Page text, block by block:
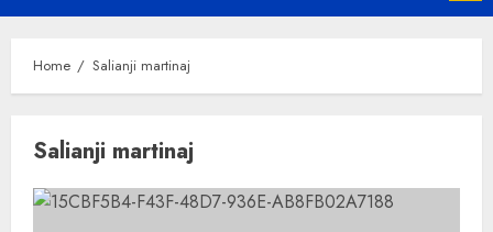
Menu
Home Salianji martinaj
Salianji martinaj